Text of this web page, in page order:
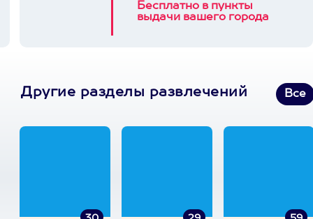
Бесплатно в пункты
выдачи вашего города
Другие разделы развлечений Все